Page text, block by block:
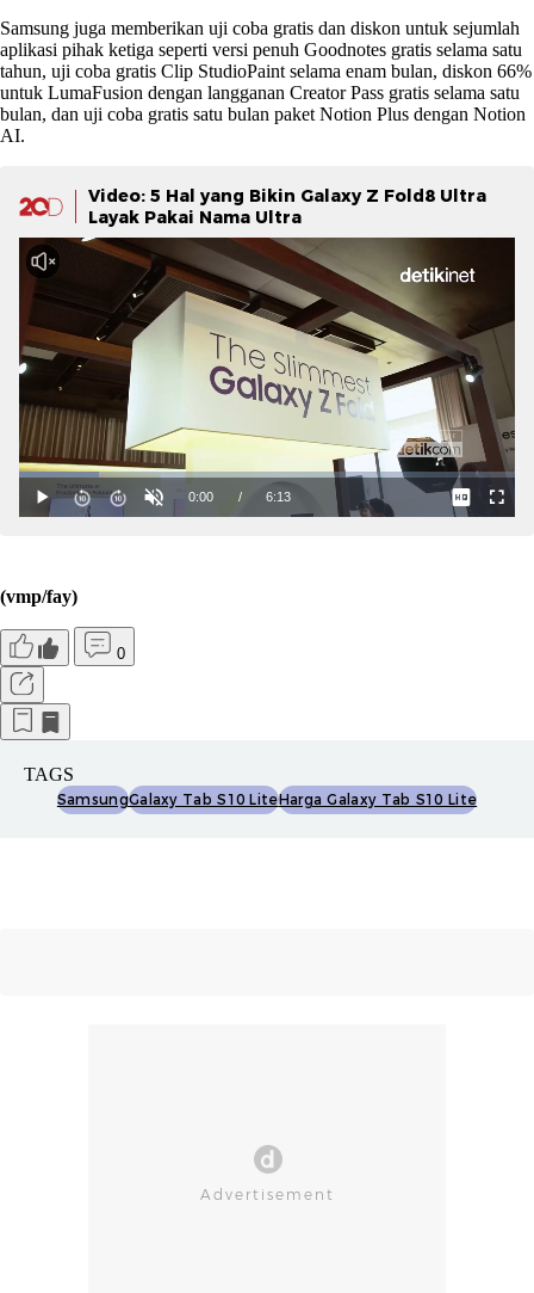
Samsung juga memberikan uji coba gratis dan diskon untuk sejumlah
aplikasi pihak ketiga seperti versi penuh Goodnotes gratis selama satu
tahun, uji coba gratis Clip StudioPaint selama enam bulan, diskon 66%
untuk LumaFusion dengan langganan Creator Pass gratis selama satu
bulan, dan uji coba gratis satu bulan paket Notion Plus dengan Notion
AI.
Video: 5 Hal yang Bikin Galaxy Z Fold8 Ultra
Layak Pakai Nama Ultra
(vmp/fay)
0
TAGS
SamsungGalaxy Tab S10 LiteHarga Galaxy Tab S10 Lite